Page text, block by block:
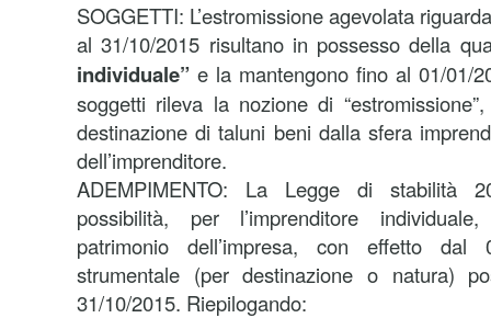
SOGGETTI: L’estromissione agevolata
al 31/10/2015 risultano in possesso della
individuale” e la mantengono fino al 01/01/
soggetti rileva la nozione di
destinazione di taluni beni dalla sfera
dell’imprenditore.
ADEMPIMENTO: La Legge di stabilità
possibilità, per l’imprenditore
patrimonio dell’impresa, con effetto dal
strumentale (per destinazione o natura)
31/10/2015. Riepilogando: